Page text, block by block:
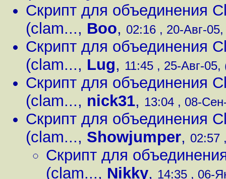
Скрипт для объединения
(clam..., Boo, 02:16 , 20-Авг-
Скрипт для объединения
(clam..., Lug, 11:45 , 25-Авг-05,
Скрипт для объединения
(clam..., nick31, 13:04 , 08-
Скрипт для объединения
(clam..., Showjumper, 02:57
Скрипт для
(clam..., Nikky, 14:35 , 06-